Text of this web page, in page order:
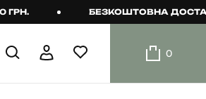
БЕЗКОШТОВНА ДОСТАВКА
0